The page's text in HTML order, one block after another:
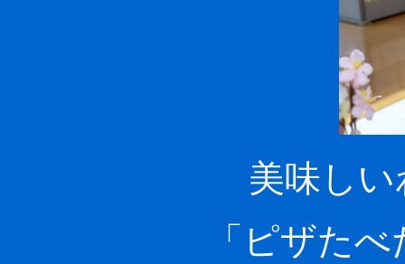
美味し
「ピザた